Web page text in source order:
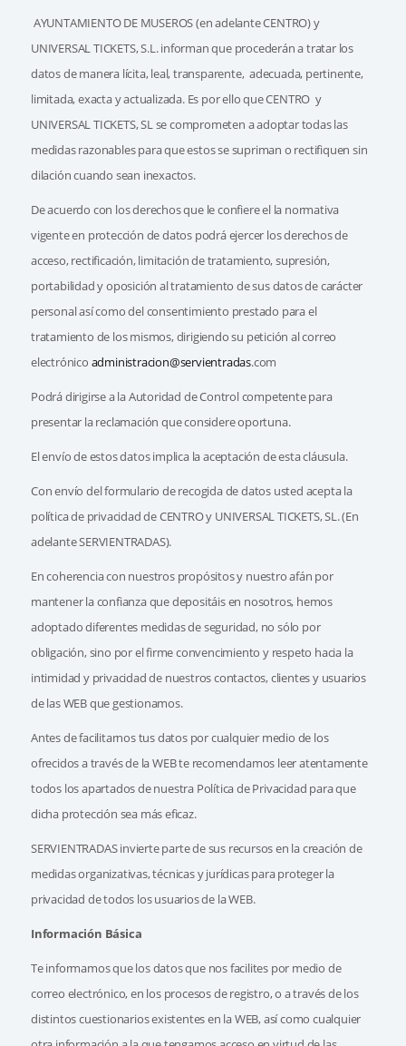
AYUNTAMIENTO DE MUSEROS (en adelante CENTRO) y
UNIVERSAL TICKETS, S.L. informan que procederán a tratar los
datos de manera lícita, leal, transparente, adecuada, pertinente,
limitada, exacta y actualizada. Es por ello que CENTRO y
UNIVERSAL TICKETS, SL se comprometen a adoptar todas las
medidas razonables para que estos se supriman o rectifiquen sin
dilación cuando sean inexactos.
De acuerdo con los derechos que le confiere el la normativa
vigente en protección de datos podrá ejercer los derechos de
acceso, rectificación, limitación de tratamiento, supresión,
portabilidad y oposición al tratamiento de sus datos de carácter
personal así como del consentimiento prestado para el
tratamiento de los mismos, dirigiendo su petición al correo
electrónico administracion@servientradas.com
Podrá dirigirse a la Autoridad de Control competente para
presentar la reclamación que considere oportuna.
El envío de estos datos implica la aceptación de esta cláusula.
Con envío del formulario de recogida de datos usted acepta la
política de privacidad de CENTRO y UNIVERSAL TICKETS, SL. (En
adelante SERVIENTRADAS).
En coherencia con nuestros propósitos y nuestro afán por
mantener la confianza que depositáis en nosotros, hemos
adoptado diferentes medidas de seguridad, no sólo por
obligación, sino por el firme convencimiento y respeto hacia la
intimidad y privacidad de nuestros contactos, clientes y usuarios
de las WEB que gestionamos.
Antes de facilitarnos tus datos por cualquier medio de los
ofrecidos a través de la WEB te recomendamos leer atentamente
todos los apartados de nuestra Política de Privacidad para que
dicha protección sea más eficaz.
SERVIENTRADAS invierte parte de sus recursos en la creación de
medidas organizativas, técnicas y jurídicas para proteger la
privacidad de todos los usuarios de la WEB.
Información Básica
Te informamos que los datos que nos facilites por medio de
correo electrónico, en los procesos de registro, o a través de los
distintos cuestionarios existentes en la WEB, así como cualquier